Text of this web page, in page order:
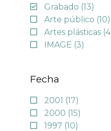
Grabado (13)
Arte público (10)
Artes plásticas
IMAGE (3)
Fecha
2001 (17)
2000 (15)
1997 (10)